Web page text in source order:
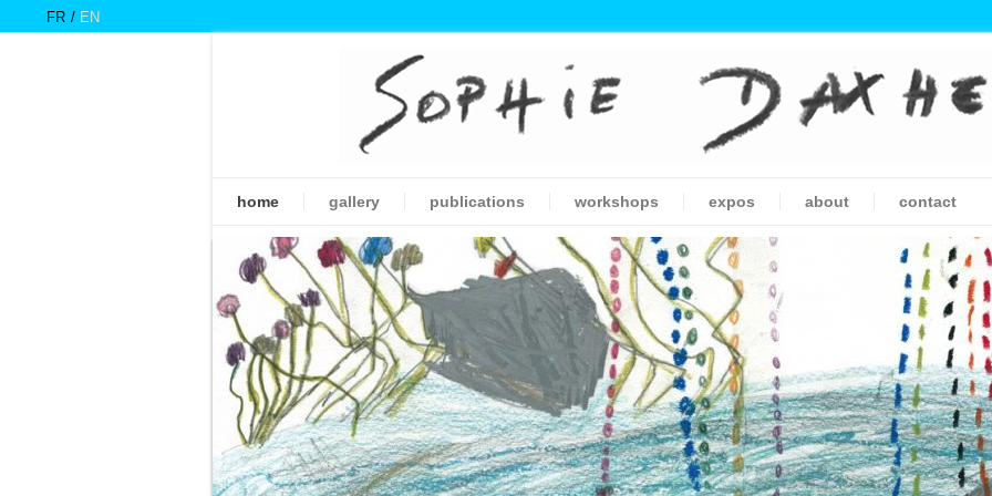
FR EN
home gallery publications workshops expos about contact